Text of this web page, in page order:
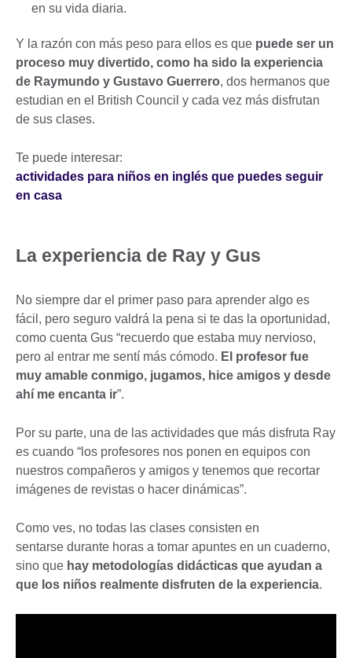
en su vida diaria.
Y la razón con más peso para ellos es que puede ser un
proceso muy divertido, como ha sido la experiencia
de Raymundo y Gustavo Guerrero, dos hermanos que
estudian en el British Council y cada vez más disfrutan
de sus clases.
Te puede interesar:
actividades para niños en inglés que puedes seguir
en casa
La experiencia de Ray y Gus
No siempre dar el primer paso para aprender algo es
fácil, pero seguro valdrá la pena si te das la oportunidad,
como cuenta Gus “recuerdo que estaba muy nervioso,
pero al entrar me sentí más cómodo. El profesor fue
muy amable conmigo, jugamos, hice amigos y desde
ahí me encanta ir”.
Por su parte, una de las actividades que más disfruta Ray
es cuando “los profesores nos ponen en equipos con
nuestros compañeros y amigos y tenemos que recortar
imágenes de revistas o hacer dinámicas”.
Como ves, no todas las clases consisten en
sentarse durante horas a tomar apuntes en un cuaderno,
sino que hay metodologías didácticas que ayudan a
que los niños realmente disfruten de la experiencia.